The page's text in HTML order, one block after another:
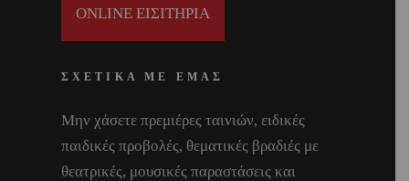
ONLINE ΕΙΣΙΤΗΡΙΑ
ΣΧΕΤΙΚΑ ΜΕ ΕΜΑΣ
Μην χάσετε πρεμιέρες ταινιών, ειδικές
παιδικές προβολές, θεματικές βραδιές με
θεατρικές, μουσικές παραστάσεις και